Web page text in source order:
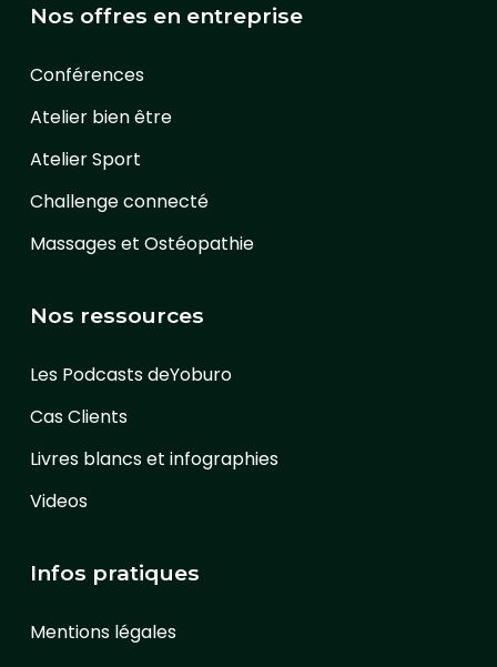
Nos offres en entreprise
Conférences
Atelier bien être
Atelier Sport
Challenge connecté
Massages et Ostéopathie
Nos ressources
Les Podcasts deYoburo
Cas Clients
Livres blancs et infographies
Videos
Infos pratiques
Mentions légales